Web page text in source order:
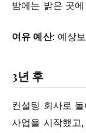
밤에는 밝은 곳
여유 예산: 예상
3년 후
컨설팅 회사로
사업을 시작했고